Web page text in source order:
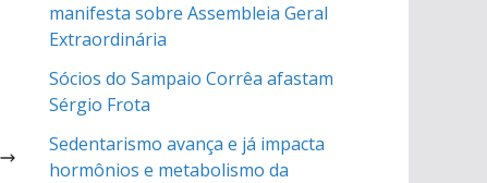
manifesta sobre Assembleia Geral
Extraordinária
Sócios do Sampaio Corrêa afastam
Sérgio Frota
Sedentarismo avança e já impacta
hormônios e metabolismo da